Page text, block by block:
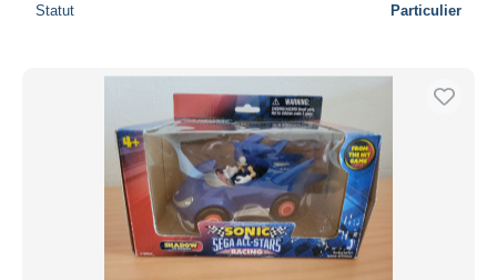
Statut Particulier